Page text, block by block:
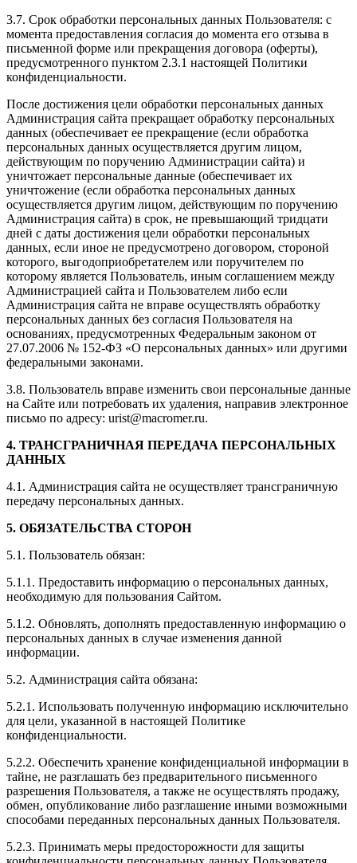
3.7. Срок обработки персональных данных Пользователя: с
момента предоставления согласия до момента его отзыва в
письменной форме или прекращения договора (оферты),
предусмотренного пунктом 2.3.1 настоящей Политики
конфиденциальности.
После достижения цели обработки персональных данных
Администрация сайта прекращает обработку персональных
данных (обеспечивает ее прекращение (если обработка
персональных данных осуществляется другим лицом,
действующим по поручению Администрации сайта) и
уничтожает персональные данные (обеспечивает их
уничтожение (если обработка персональных данных
осуществляется другим лицом, действующим по поручению
Администрация сайта) в срок, не превышающий тридцати
дней с даты достижения цели обработки персональных
данных, если иное не предусмотрено договором, стороной
которого, выгодоприобретателем или поручителем по
которому является Пользователь, иным соглашением между
Администрацией сайта и Пользователем либо если
Администрация сайта не вправе осуществлять обработку
персональных данных без согласия Пользователя на
основаниях, предусмотренных Федеральным законом от
27.07.2006 № 152-ФЗ «О персональных данных» или другими
федеральными законами.
3.8. Пользователь вправе изменить свои персональные данные
на Сайте или потребовать их удаления, направив электронное
письмо по адресу: urist@macromer.ru.
4. ТРАНСГРАНИЧНАЯ ПЕРЕДАЧА ПЕРСОНАЛЬНЫХ
ДАННЫХ
4.1. Администрация сайта не осуществляет трансграничную
передачу персональных данных.
5. ОБЯЗАТЕЛЬСТВА СТОРОН
5.1. Пользователь обязан:
5.1.1. Предоставить информацию о персональных данных,
необходимую для пользования Сайтом.
5.1.2. Обновлять, дополнять предоставленную информацию о
персональных данных в случае изменения данной
информации.
5.2. Администрация сайта обязана:
5.2.1. Использовать полученную информацию исключительно
для цели, указанной в настоящей Политике
конфиденциальности.
5.2.2. Обеспечить хранение конфиденциальной информации в
тайне, не разглашать без предварительного письменного
разрешения Пользователя, а также не осуществлять продажу,
обмен, опубликование либо разглашение иными возможными
способами переданных персональных данных Пользователя.
5.2.3. Принимать меры предосторожности для защиты